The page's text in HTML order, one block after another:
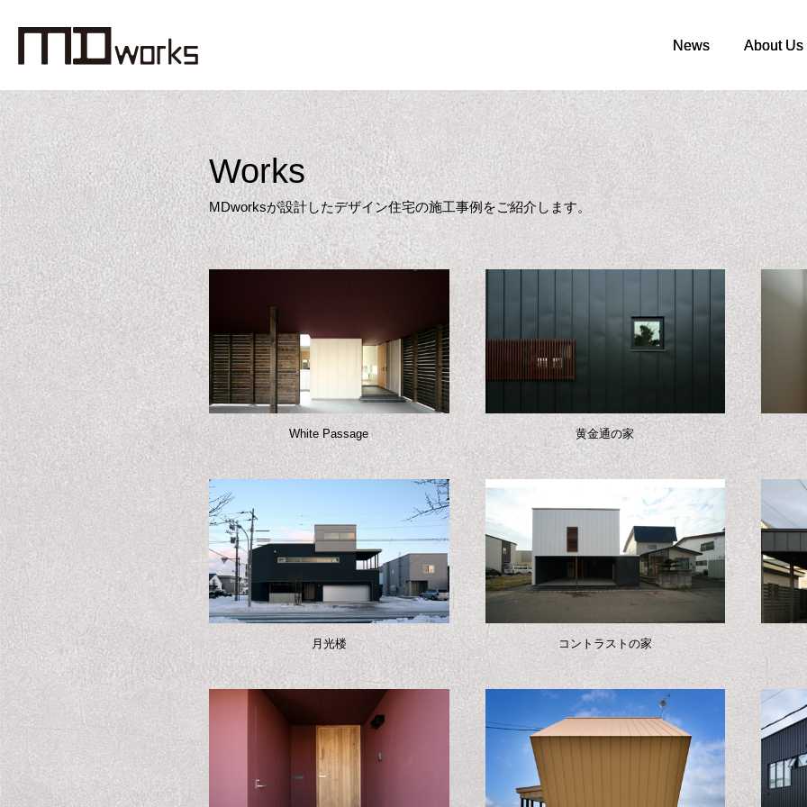
News About Us
News About Us
Works
MDworksが設計したデザイン住宅の施工事例をご紹介します。
White Passage 黄金通の家
月光楼 コントラストの家